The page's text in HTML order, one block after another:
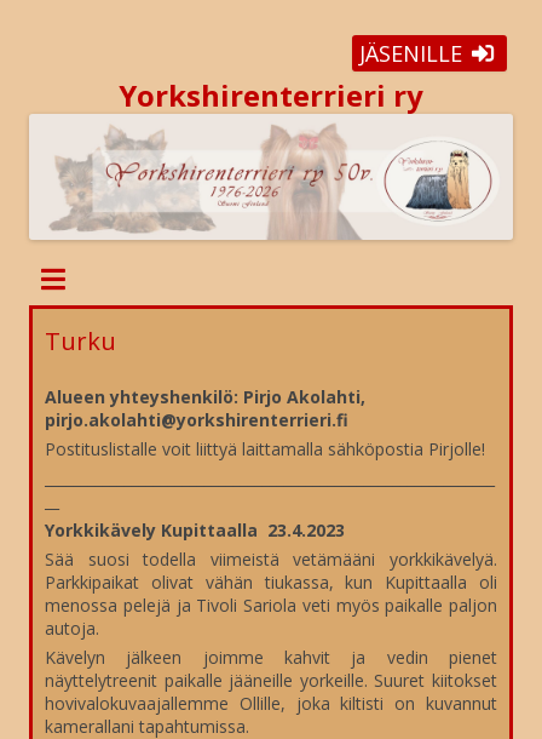
JÄSENILLE
Yorkshirenterrieri ry
Turku
Alueen yhteyshenkilö: Pirjo Akolahti,
pirjo.akolahti@yorkshirenterrieri.fi
Postituslistalle voit liittyä laittamalla sähköpostia Pirjolle!
Yorkkikävely Kupittaalla 23.4.2023
Sää suosi todella viimeistä vetämääni yorkkikävelyä.
Parkkipaikat olivat vähän tiukassa, kun Kupittaalla oli
menossa pelejä ja Tivoli Sariola veti myös paikalle paljon
autoja.
Kävelyn jälkeen joimme kahvit ja vedin pienet
näyttelytreenit paikalle jääneille yorkeille. Suuret kiitokset
hovivalokuvaajallemme Ollille, joka kiltisti on kuvannut
kamerallani tapahtumissa.